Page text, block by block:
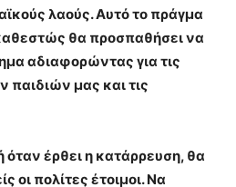
λαούς. Αυτό το πράγμα
θα προσπαθήσει να
αδιαφορώντας για τις
παιδιών μας και τις
έρθει η κατάρρευση, θα
οι πολίτες έτοιμοι. Να